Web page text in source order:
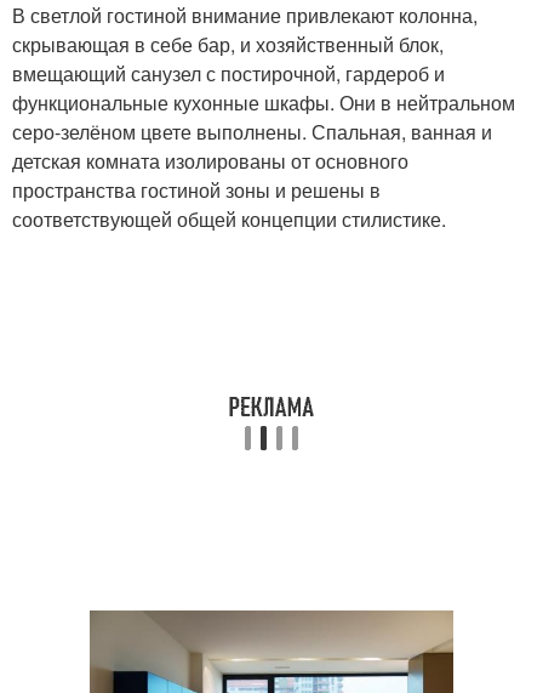
В светлой гостиной внимание привлекают колонна,
скрывающая в себе бар, и хозяйственный блок,
вмещающий санузел с постирочной, гардероб и
функциональные кухонные шкафы. Они в нейтральном
серо-зелёном цвете выполнены. Спальная, ванная и
детская комната изолированы от основного
пространства гостиной зоны и решены в
соответствующей общей концепции стилистике.